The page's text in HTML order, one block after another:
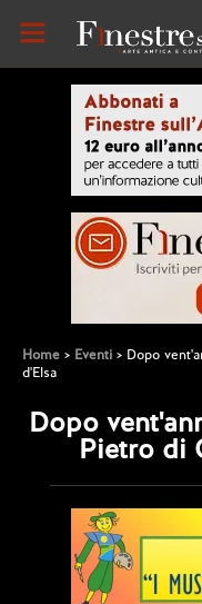
Home Eventi
Dopo
d'Elsa
Dopo
Pietro di